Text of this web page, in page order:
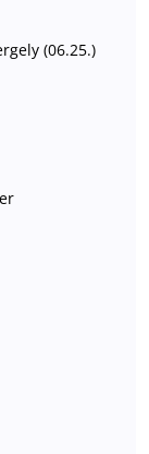
(06.25.)